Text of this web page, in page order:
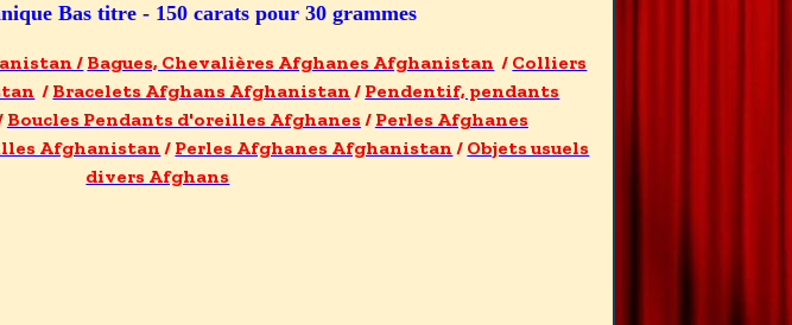
Bas titre - 150 carats pour 30 grammes
/ Bagues, Chevalières Afghanes Afghanistan / Colliers
/ Bracelets Afghans Afghanistan / Pendentif, pendants
Boucles Pendants d'oreilles Afghanes / Perles Afghanes
Afghanistan / Perles Afghanes Afghanistan / Objets usuels
divers Afghans